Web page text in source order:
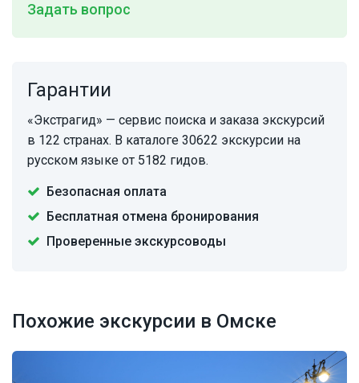
Задать вопрос
Гарантии
«Экстрагид» — сервис поиска и заказа экскурсий
в 122 странах. В каталоге 30622 экскурсии на
русском языке от 5182 гидов.
Безопасная оплата
Бесплатная отмена бронирования
Проверенные экскурсоводы
Похожие экскурсии в Омске